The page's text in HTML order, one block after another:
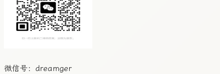
微信号： dreamger